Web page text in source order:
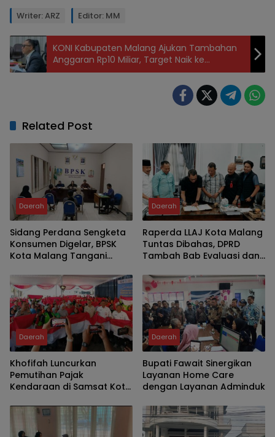
Writer: ARZ Editor: MM
KONI Kabupaten Malang Ajukan Tambahan
Anggaran Rp10 Miliar, Target Naik ke
Peringkat Dua Porprov Jatim 2027
Related Post
Daerah
Sidang Perdana Sengketa
Konsumen Digelar, BPSK
Kota Malang Tangani
Emas Majusari
Daerah
Raperda LLAJ Kota Malang
Tuntas Dibahas, DPRD
Tambah Bab Evaluasi dan
Demi Keselamatan Warga
Daerah
Khofifah Luncurkan
Pemutihan Pajak
Kendaraan di Samsat Kota
Ojol Ikut Meriahkan HUT RI
Daerah
Bupati Fawait Sinergikan
Layanan Home Care
dengan Layanan Adminduk